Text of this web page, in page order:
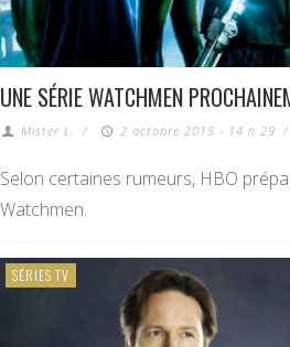
UNE SÉRIE WATCHMEN
Mister L. / 2 octobre 2015 - 14 h 29 /
Selon certaines rumeurs, HBO
Watchmen.
SÉRIES TV